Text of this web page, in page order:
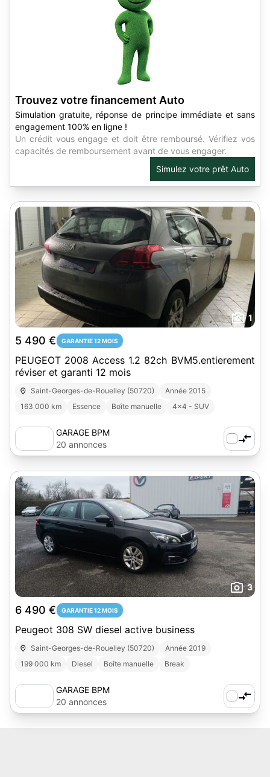
Trouvez votre financement Auto
Simulation gratuite, réponse de principe immédiate et sans
engagement 100% en ligne !
Un crédit vous engage et doit être remboursé. Vérifiez vos
capacités de remboursement avant de vous engager.
Simulez votre prêt Auto
1
5 490 € GARANTIE 12 MOIS
PEUGEOT 2008 Access 1.2 82ch BVM5.entierement
réviser et garanti 12 mois
Saint-Georges-de-Rouelley (50720)
Année 2015
163 000 km
Essence Boîte manuelle 4x4 - SUV
GARAGE BPM
20 annonces
3
6 490 € GARANTIE 12 MOIS
Peugeot 308 SW diesel active business
Saint-Georges-de-Rouelley (50720)
Année 2019
199 000 km
Diesel Boîte manuelle Break
GARAGE BPM
20 annonces